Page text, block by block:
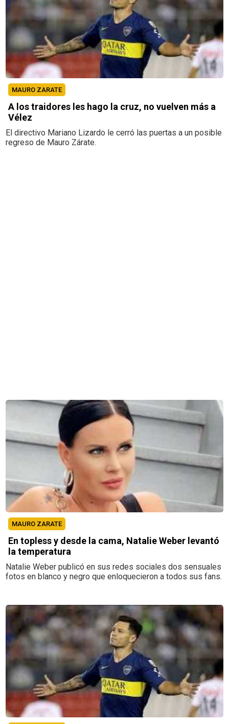
MAURO ZARATE
A los traidores les hago la cruz, no vuelven más a
Vélez
El directivo Mariano Lizardo le cerró las puertas a un posible
regreso de Mauro Zárate.
MAURO ZARATE
En topless y desde la cama, Natalie Weber levantó
la temperatura
Natalie Weber publicó en sus redes sociales dos sensuales
fotos en blanco y negro que enloquecieron a todos sus fans.